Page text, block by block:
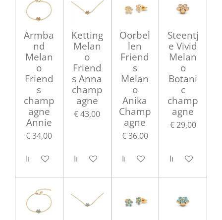
Armba
nd
Melan
o
Friend
s
champ
agne
Annie
€ 34,00
In winkelwagen
Ketting
Melan
o
Friend
s Anna
champ
agne
€ 43,00
In winkelwagen
Oorbel
len
Friend
s
Melan
o
Anika
Champ
agne
€ 36,00
In winkelwagen
Steentj
e Vivid
Melan
o
Botani
c
champ
agne
€ 29,00
In